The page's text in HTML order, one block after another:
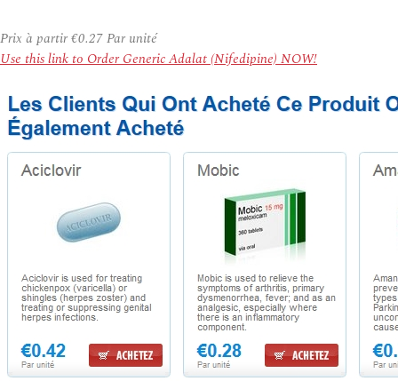
Prix à partir€0.27Par unité
Use this link to Order Generic Adalat (Nifedipine) NOW!